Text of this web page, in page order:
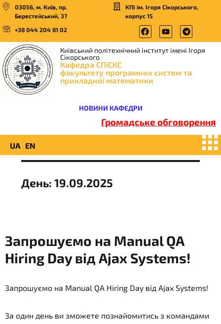
03056, м. Київ, пр.
Берестейський, 37
КПІ ім. Ігоря Сікорського,
корпус 15
+38 044 204 81 02
Київський політехнічний інститут імені Ігоря
Сікорського
Кафедра СПіСКС
факультету програмних систем та
прикладної математики
НОВИНИ КАФЕДРИ
Громадське обговорення
UA EN
День: 19.09.2025
Запрошуємо на Manual QA
Hiring Day від Ajax Systems!
Запрошуємо на Manual QA Hiring Day від Ajax Systems!
За один день ви зможете познайомитись з командами